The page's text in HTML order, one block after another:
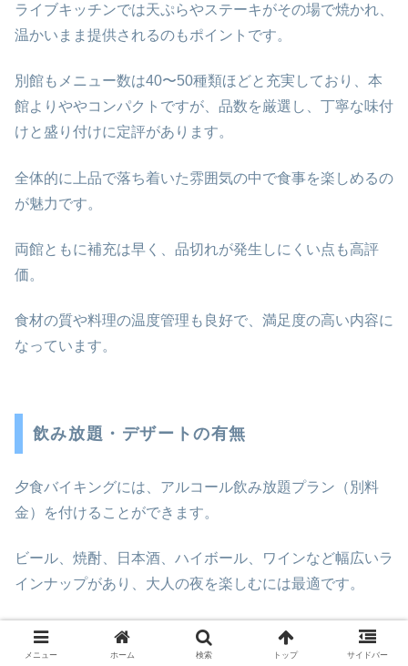
ライブキッチンでは天ぷらやステーキがその場で焼かれ、
温かいまま提供されるのもポイントです。
別館もメニュー数は40〜50種類ほどと充実しており、本
館よりややコンパクトですが、品数を厳選し、丁寧な味付
けと盛り付けに定評があります。
全体的に上品で落ち着いた雰囲気の中で食事を楽しめるの
が魅力です。
両館ともに補充は早く、品切れが発生しにくい点も高評
価。
食材の質や料理の温度管理も良好で、満足度の高い内容に
なっています。
飲み放題・デザートの有無
夕食バイキングには、アルコール飲み放題プラン（別料
金）を付けることができます。
ビール、焼酎、日本酒、ハイボール、ワインなど幅広いラ
インナップがあり、大人の夜を楽しむには最適です。
価格もリーズナブルで、グループ旅行やカップルにも人気
のオプションです。
メニュー ホーム 検索 トップ サイドバー